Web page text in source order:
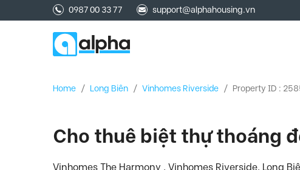
0987 00 33 77 support@alphahousing.vn
Home / Long Biên / Vinhomes Riverside / Property ID :
Cho thuê biệt thự thoáng
Vinhomes The Harmony , Vinhomes Riverside, Long